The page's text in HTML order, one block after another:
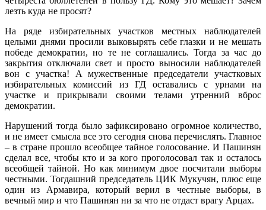
лезть куда не просят?
На ряде избирательных участков местных наблюдателей
целыми днями просили выковырять себе глазки и не мешать
победе демократии, но те не соглашались. Тогда за час до
закрытия отключали свет и просто выносили наблюдателей
вон с участка! А мужественные председатели участковых
избирательных комиссий из ГД оставались с урнами на
участке и прикрывали своими телами утренний вброс
демократии.
Нарушений тогда было зафиксировано огромное количество,
и не имеет смысла все это сегодня снова перечислять. Главное
– в стране прошло всеобщее тайное голосование. И Пашинян
сделал все, чтобы кто и за кого проголосовал так и осталось
всеобщей тайной. Но как минимум двое посчитали выборы
честными. Тогдашний председатель ЦИК Мукучян, плюс еще
один из Армавира, который верил в честные выборы, в
вечный мир и что Пашинян ни за что не отдаст врагу Арцах.